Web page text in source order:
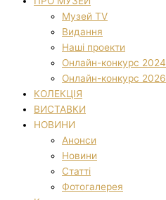
Музей TV
Видання
Наші проекти
Онлайн-конкурс 2024
Онлайн-конкурс 2026
КОЛЕКЦІЯ
ВИСТАВКИ
НОВИНИ
Анонси
Новини
Статті
Фотогалерея